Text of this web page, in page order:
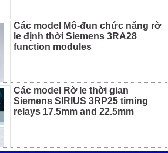
Các model Mô-đun chức năng rờ
le định thời Siemens 3RA28
function modules
Các model Rờ le thời gian
Siemens SIRIUS 3RP25 timing
relays 17.5mm and 22.5mm